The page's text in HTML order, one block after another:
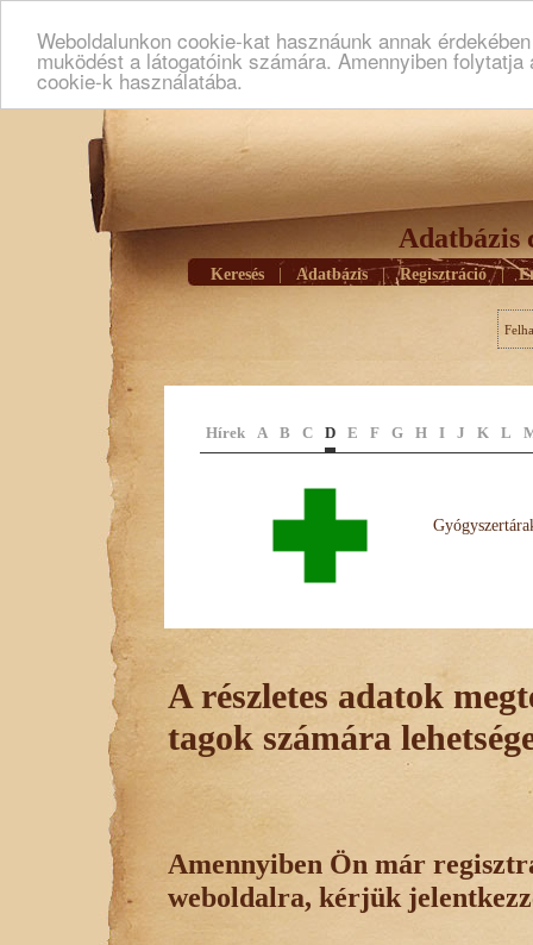
Weboldalunkon cookie-kat hasznáunk annak
muködést a látogatóink számára. Amennyiben
cookie-k használatába.
Adatbázis
Keresés Adatbázis | Regisztráció |
Hírek A B C D E F G H I J K L
A részletes adatok
tagok számára
Amennyiben Ön már
weboldalra, kérjük